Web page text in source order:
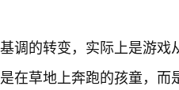
调的转变，实际上是游戏
在草地上奔跑的孩童，而